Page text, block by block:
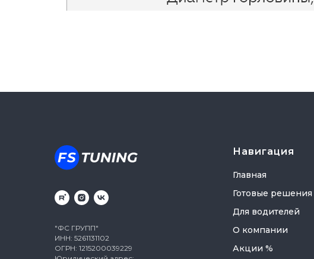
"ФС ГРУПП"
ИНН: 5261131102
ОГРН: 1215200039229
Навигация
Главная
Готовые решения
Для водителей
О компании
Акции %